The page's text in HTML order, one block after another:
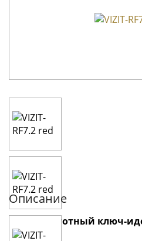
Описание
Радиочастотный ключ-
13.56MHz